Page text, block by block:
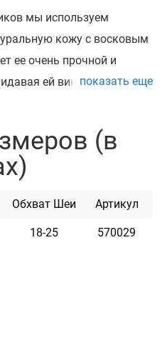
мы используем
кожу с восковым
ее очень прочной и
ей винтажный вид.
технологии тиснения.
вид и необычный
кожа и прочная
службы изделия.
ее службы – более 20 лет.
показать еще
(в
Обхват Шеи Артикул
18-25 570029